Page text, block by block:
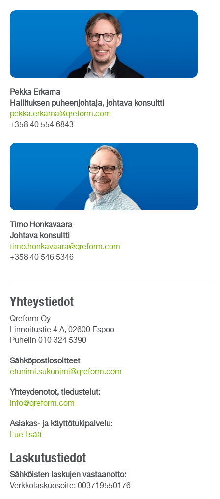
Pekka Erkama
Hallituksen puheenjohtaja, johtava konsultti
pekka.erkama@qreform.com
+358 40 554 6843
Timo Honkavaara
Johtava konsultti
timo.honkavaara@qreform.com
+358 40 546 5346
Yhteystiedot
Qreform Oy
Linnoitustie 4 A, 02600 Espoo
Puhelin 010 324 5390
Sähköpostiosoitteet
etunimi.sukunimi@qreform.com
Yhteydenotot, tiedustelut:
info@qreform.com
Asiakas- ja käyttötukipalvelu:
Lue lisää
Laskutustiedot
Sähköisten laskujen vastaanotto:
Verkkolaskuosoite: 003719550176